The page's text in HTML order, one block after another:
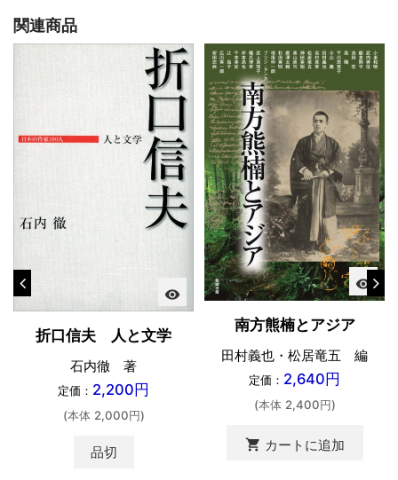
関連商品
visibility
折口信夫 人と文学
石内徹 著
定価： 2,200円
(本体 2,000円)
品切
visibility
南方熊楠とアジア
田村義也・松居竜五 編
定価： 2,640円
(本体 2,400円)
shopping_cart カートに追加